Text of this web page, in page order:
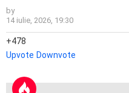
by
14 iulie, 2026, 19:30
478
Upvote Downvote